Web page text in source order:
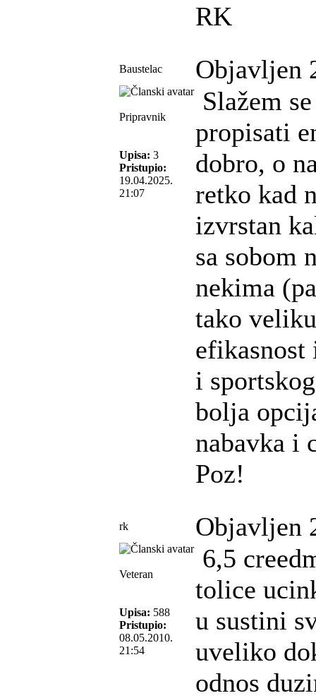
RK
Baustelac Objavljen
Pripravnik
Upisa: 3
Pristupio:
19.04.2025.
21:07
Slažem
propisati
dobro, o
retko kad
izvrstan
sa sobom
nekima
tako
efikasnost
i
bolja
nabavka i
Poz!
rk Objavljen
Veteran
Upisa: 588
Pristupio:
08.05.2010.
21:54
6,5
tolice
u sustini
uveliko
odnos